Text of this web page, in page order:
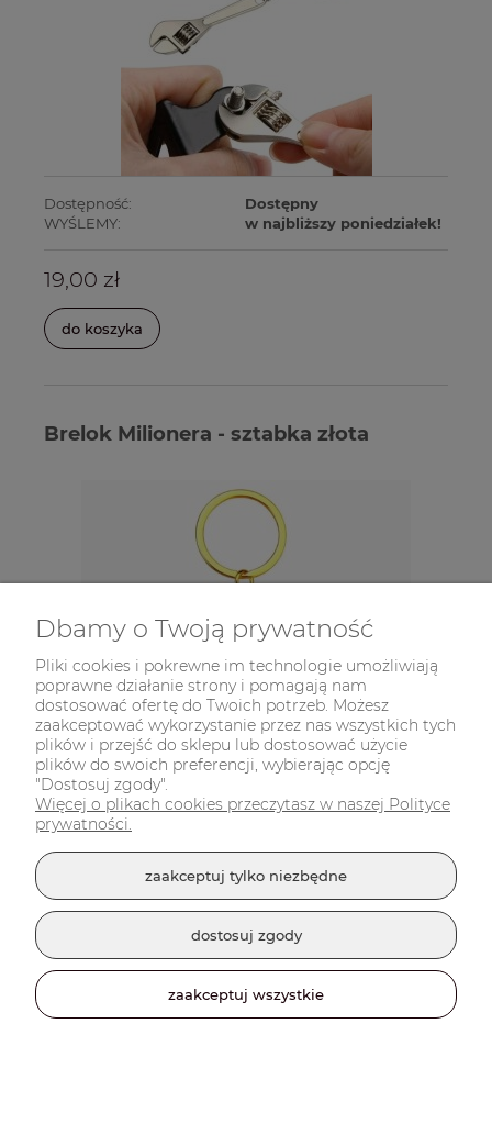
Dostępność:
Dostępny
WYŚLEMY:
w najbliższy poniedziałek!
19,00 zł
do koszyka
Brelok Milionera - sztabka złota
Dostępność:
WYŚLEMY:
w najbliższy poniedziałek!
10,00 zł
do koszyka
Dbamy o Twoją prywatność
Pliki cookies i pokrewne im technologie umożliwiają
poprawne działanie strony i pomagają nam
dostosować ofertę do Twoich potrzeb. Możesz
zaakceptować wykorzystanie przez nas wszystkich tych
plików i przejść do sklepu lub dostosować użycie
plików do swoich preferencji, wybierając opcję
"Dostosuj zgody".
Więcej o plikach cookies przeczytasz w naszej Polityce
prywatności.
zaakceptuj tylko niezbędne
dostosuj zgody
zaakceptuj wszystkie